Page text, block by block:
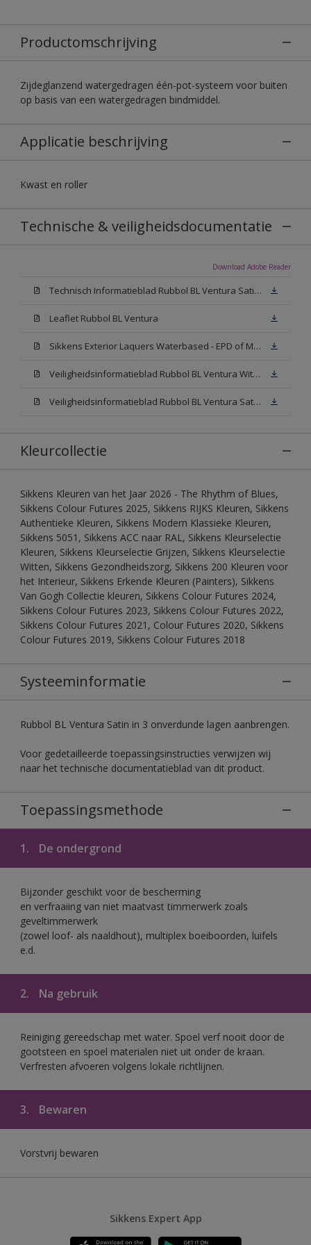
Productomschrijving
Zijdeglanzend watergedragen één-pot-systeem voor buiten
op basis van een watergedragen bindmiddel.
Applicatie beschrijving
Kwast en roller
Technische & veiligheidsdocumentatie
Download Adobe Reader
Technisch Informatieblad Rubbol BL Ventura Satin (PDF)
Leaflet Rubbol BL Ventura
Sikkens Exterior Laquers Waterbased - EPD of Milieuproductverklaring
Veiligheidsinformatieblad Rubbol BL Ventura Wit W05(MSDS)
Veiligheidsinformatieblad Rubbol BL Ventura Satin N00 (MSDS)
Kleurcollectie
Sikkens Kleuren van het Jaar 2026 - The Rhythm of Blues,
Sikkens Colour Futures 2025, Sikkens RIJKS Kleuren, Sikkens
Authentieke Kleuren, Sikkens Modern Klassieke Kleuren,
Sikkens 5051, Sikkens ACC naar RAL, Sikkens Kleurselectie
Kleuren, Sikkens Kleurselectie Grijzen, Sikkens Kleurselectie
Witten, Sikkens Gezondheidszorg, Sikkens 200 Kleuren voor
het Interieur, Sikkens Erkende Kleuren (Painters), Sikkens
Van Gogh Collectie kleuren, Sikkens Colour Futures 2024,
Sikkens Colour Futures 2023, Sikkens Colour Futures 2022,
Sikkens Colour Futures 2021, Colour Futures 2020, Sikkens
Colour Futures 2019, Sikkens Colour Futures 2018
Systeeminformatie
Rubbol BL Ventura Satin in 3 onverdunde lagen aanbrengen.
Voor gedetailleerde toepassingsinstructies verwijzen wij
naar het technische documentatieblad van dit product.
Toepassingsmethode
1. De ondergrond
Bijzonder geschikt voor de bescherming
en verfraaiing van niet maatvast timmerwerk zoals
geveltimmerwerk
(zowel loof- als naaldhout), multiplex boeiboorden, luifels
e.d.
2. Na gebruik
Reiniging gereedschap met water. Spoel verf nooit door de
gootsteen en spoel materialen niet uit onder de kraan.
Verfresten afvoeren volgens lokale richtlijnen.
3. Bewaren
Vorstvrij bewaren
Sikkens Expert App